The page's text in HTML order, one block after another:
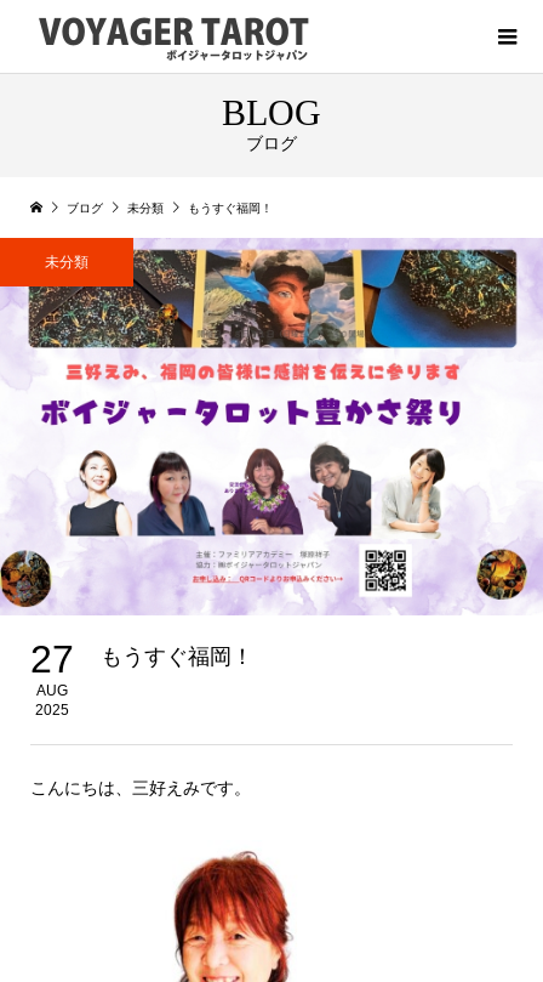
BLOG
ブログ
ブログ 未分類 もうすぐ福岡！
未分類
27
AUG
2025
もうすぐ福岡！
こんにちは、三好えみです。